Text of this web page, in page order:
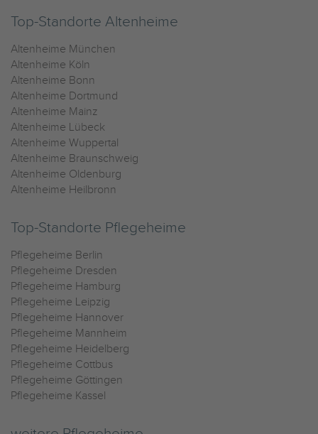
Top-Standorte Altenheime
Altenheime München
Altenheime Köln
Altenheime Bonn
Altenheime Dortmund
Altenheime Mainz
Altenheime Lübeck
Altenheime Wuppertal
Altenheime Braunschweig
Altenheime Oldenburg
Altenheime Heilbronn
Top-Standorte Pflegeheime
Pflegeheime Berlin
Pflegeheime Dresden
Pflegeheime Hamburg
Pflegeheime Leipzig
Pflegeheime Hannover
Pflegeheime Mannheim
Pflegeheime Heidelberg
Pflegeheime Cottbus
Pflegeheime Göttingen
Pflegeheime Kassel